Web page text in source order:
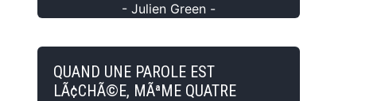
- Julien Green -
QUAND UNE PAROLE EST
LÃ¢CHÃ©E, MÃªME QUATRE